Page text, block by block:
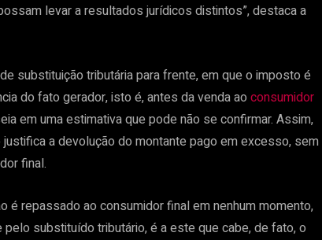
levar a resultados jurídicos distintos”, destaca a
substituição tributária para frente, em que o imposto é
do fato gerador, isto é, antes da venda ao consumidor
em uma estimativa que pode não se confirmar. Assim,
a devolução do montante pago em excesso, sem
final.
repassado ao consumidor final em nenhum momento,
substituído tributário, é a este que cabe, de fato, o